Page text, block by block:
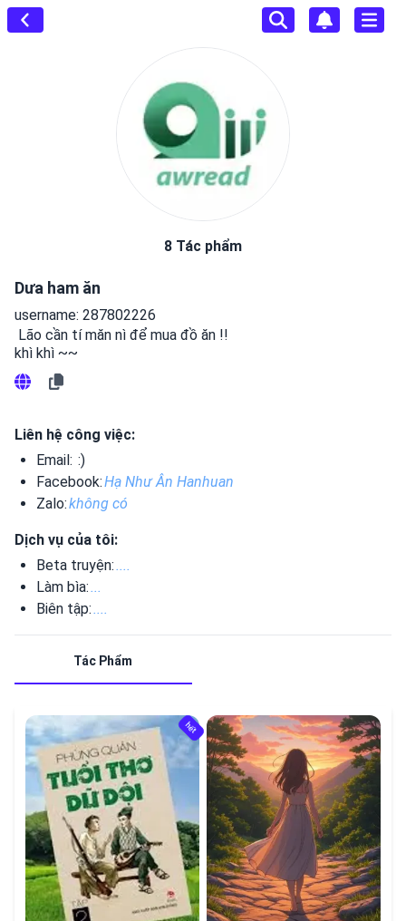
8 Tác phẩm
Dưa ham ăn
username: 287802226
khì khì ~~
Liên hệ công việc:
Email: :)
Facebook:Hạ Như Ân Hanhuan
Zalo:không có
Dịch vụ của tôi:
Beta truyện:....
Làm bìa:...
Biên tập:....
Tác Phẩm
hết